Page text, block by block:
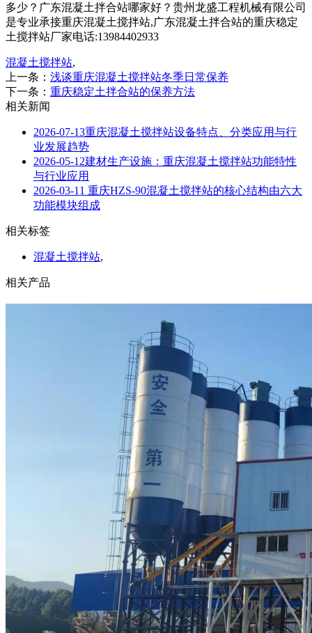
多少？广东混凝土拌合站哪家好？贵州龙盛工程机械有限公司
是专业承接重庆混凝土搅拌站,广东混凝土拌合站的重庆稳定
土搅拌站厂家电话:13984402933
混凝土搅拌站,
上一条： 浅谈重庆混凝土搅拌站冬季日常保养
下一条： 重庆稳定土拌合站的保养方法
相关新闻
2026-07-13重庆混凝土搅拌站设备特点、分类应用与行
业发展趋势
2026-05-12建材生产设施：重庆混凝土搅拌站功能特性
与行业应用
2026-03-11 重庆HZS-90混凝土搅拌站的核心结构由六大
功能模块组成
相关标签
混凝土搅拌站,
相关产品